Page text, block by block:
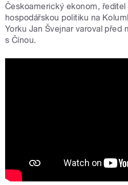
Českoamerický ekonom,
hospodářskou politiku na
Yorku Jan Švejnar varoval před
s Čínou.